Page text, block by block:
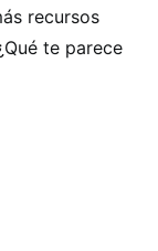
recursos
te parece